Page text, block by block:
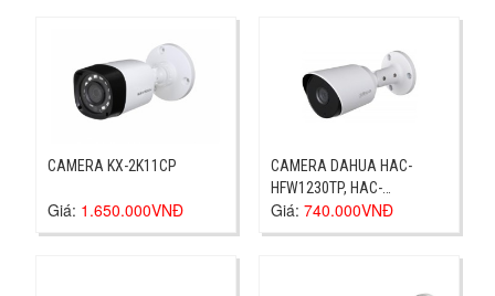
CAMERA KX-2K11CP
Giá: 1.650.000VNĐ
CAMERA DAHUA HAC-
HFW1230TP, HAC-
HFW1230TP
Giá: 740.000VNĐ